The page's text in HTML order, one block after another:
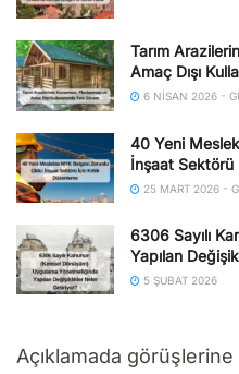
Tarım
Amaç Dışı
6 NISAN 2026 -
40 Yeni
İnşaat Sektörü
25 MART 2026 -
6306 Sayılı
Yapılan
5 ŞUBAT 2026
Açıklamada